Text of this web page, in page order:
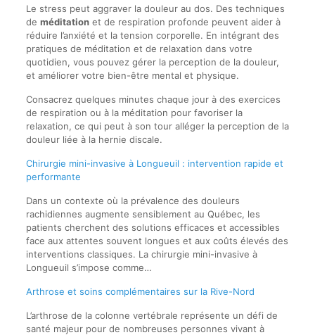
Le stress peut aggraver la douleur au dos. Des techniques
de méditationet de respiration profonde peuvent aider à
réduire l’anxiété et la tension corporelle. En intégrant des
pratiques de méditation et de relaxation dans votre
quotidien, vous pouvez gérer la perception de la douleur,
et améliorer votre bien-être mental et physique.
Consacrez quelques minutes chaque jour à des exercices
de respiration ou à la méditation pour favoriser la
relaxation, ce qui peut à son tour alléger la perception de la
douleur liée à la hernie discale.
Chirurgie mini-invasive à Longueuil : intervention rapide et
performante
Dans un contexte où la prévalence des douleurs
rachidiennes augmente sensiblement au Québec, les
patients cherchent des solutions efficaces et accessibles
face aux attentes souvent longues et aux coûts élevés des
interventions classiques. La chirurgie mini-invasive à
Longueuil s’impose comme…
Arthrose et soins complémentaires sur la Rive-Nord
L’arthrose de la colonne vertébrale représente un défi de
santé majeur pour de nombreuses personnes vivant à